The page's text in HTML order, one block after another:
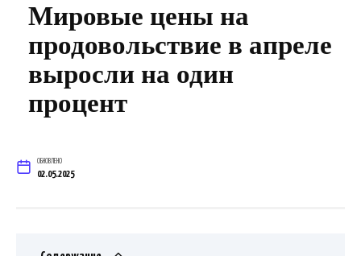
Мировые цены на
продовольствие в апреле
выросли на один
процент
ОБНОВЛЕНО
02.05.2025